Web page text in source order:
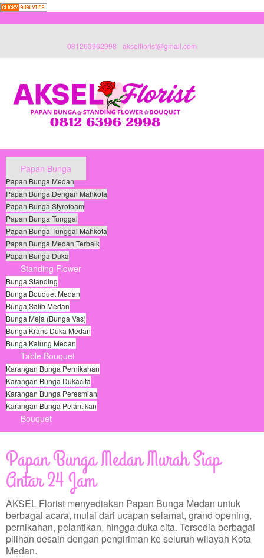
081263962998 akselflorist@gmail.com
Papan Bunga
Papan Bunga Medan
Papan Bunga Dengan Mahkota
Papan Bunga Styrofoam
Papan Bunga Tunggal
Papan Bunga Tunggal Mahkota
Papan Bunga Medan Terbaik
Papan Bunga Duka
Standing Flower
Bunga Standing
Bunga Bouquet Medan
Bunga Salib Medan
Bunga Meja (Bunga Vas)
Bunga Krans Duka Medan
Bunga Kalung Medan
Table Bouquet
Karangan Bunga Pernikahan
Karangan Bunga Dukacita
Karangan Bunga Peresmian
Karangan Bunga Pelantikan
Bouquet
Papan Bunga Medan Murah Siap
Antar 24 Jam
AKSEL Florist menyediakan Papan Bunga Medan untuk
berbagai acara, mulai dari ucapan selamat, grand opening,
pernikahan, pelantikan, hingga duka cita. Tersedia berbagai
pilihan desain dengan pengiriman ke seluruh wilayah Kota
Medan.